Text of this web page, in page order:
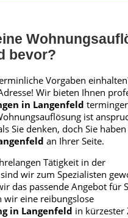
bevor?
Vorgaben
Wir bieten Ihnen
in Langenfeld
ist
Sie denken, doch Sie
an Ihrer Seite.
Tätigkeit in der
wir zum Spezialisten
das passende Angebot für
wir eine reibungslose
in Langenfeld in kürzester